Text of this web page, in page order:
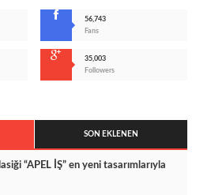
56,743
Fans
35,003
Followers
SON EKLENEN
“APEL İŞ” en yeni tasarımlarıyla